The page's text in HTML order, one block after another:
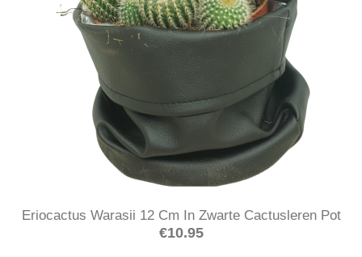
Eriocactus Warasii 12 Cm In Zwarte Cactusleren Pot
€10.95